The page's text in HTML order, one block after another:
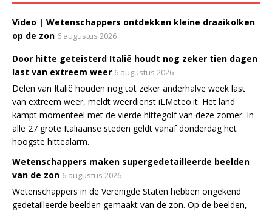
Video | Wetenschappers ontdekken kleine draaikolken
op de zon 6 augustus 2026
Door hitte geteisterd Italië houdt nog zeker tien dagen
last van extreem weer 6 augustus 2026
Delen van Italië houden nog tot zeker anderhalve week last
van extreem weer, meldt weerdienst iLMeteo.it. Het land
kampt momenteel met de vierde hittegolf van deze zomer. In
alle 27 grote Italiaanse steden geldt vanaf donderdag het
hoogste hittealarm.
Wetenschappers maken supergedetailleerde beelden
van de zon 6 augustus 2026
Wetenschappers in de Verenigde Staten hebben ongekend
gedetailleerde beelden gemaakt van de zon. Op de beelden,